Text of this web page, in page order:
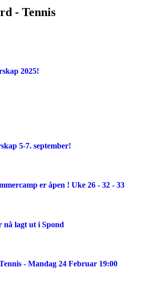
- Tennis
2025!
5-7. september!
er åpen ! Uke 26 - 32 - 33
nå lagt ut i Spond
- Mandag 24 Februar 19:00